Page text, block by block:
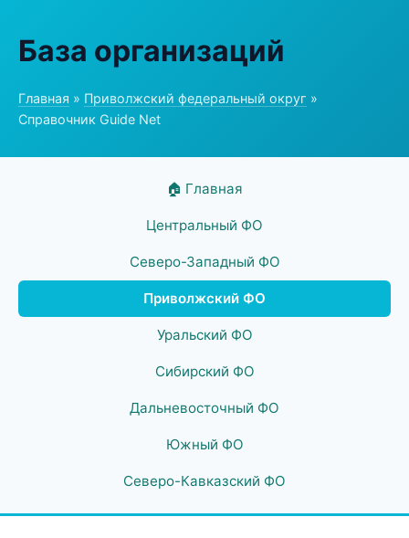
База организаций
Главная » Приволжский федеральный округ »
Справочник Guide Net
🏠 Главная
Центральный ФО
Северо-Западный ФО
Приволжский ФО
Уральский ФО
Сибирский ФО
Дальневосточный ФО
Южный ФО
Северо-Кавказский ФО